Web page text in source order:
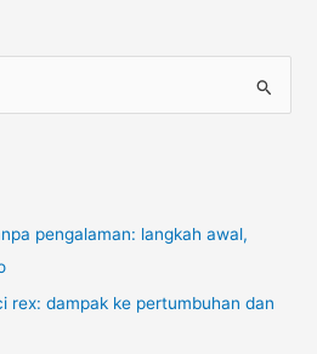
pengalaman: langkah awal,
rex: dampak ke pertumbuhan dan